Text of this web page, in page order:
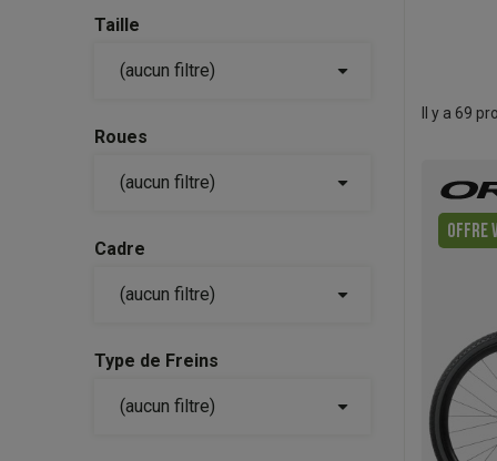
Taille
(aucun filtre) 
Roues
(aucun filtre) 
Cadre
(aucun filtre) 
Type de Freins
(aucun filtre) 
Il y a 69
OFFRE